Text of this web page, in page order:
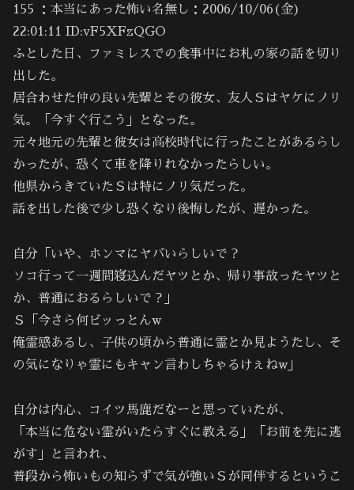
155 ：本当にあった怖い名無し：2006/10/06(金)
22:01:11 ID:vF5XFzQGO
ふとした日、ファミレスでの食事中にお札の家の話を切り
出した。
居合わせた仲の良い先輩とその彼女、友人Ｓはヤケにノリ
気。「今すぐ行こう」となった。
元々地元の先輩と彼女は高校時代に行ったことがあるらし
かったが、恐くて車を降りれなかったらしい。
他県からきていたＳは特にノリ気だった。
話を出した後で少し恐くなり後悔したが、遅かった。
自分「いや、ホンマにヤバいらしいで？
ソコ行って一週間寝込んだヤツとか、帰り事故ったヤツと
か、普通におるらしいで？」
Ｓ「今さら何ビッっとんw
俺霊感あるし、子供の頃から普通に霊とか見ようたし、そ
の気になりゃ霊にもキャン言わしちゃるけぇねw」
自分は内心、コイツ馬鹿だなーと思っていたが、
「本当に危ない霊がいたらすぐに教える」「お前を先に逃
がす」と言われ、
普段から怖いもの知らずで気が強いＳが同伴するというこ